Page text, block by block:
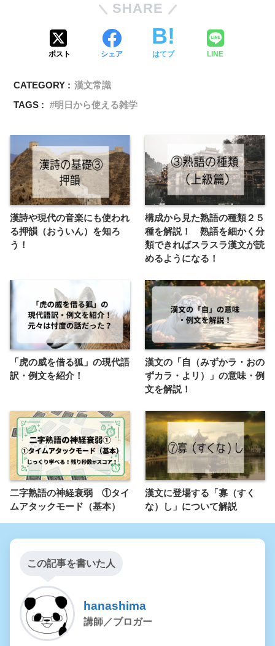
SHARE
ポスト シェア はてブ LINE
CATEGORY : 漢文常識
TAGS :
明日から使える雑学
漢詩や現代の音楽にも使われ
る押韻（おういん）を知ろ
う！
構成から見た熟語の種類２５
種を解説！ 熟語を細かく分
類できればスラスラ漢文が読
めるようになる！
「虎の威を借る狐」の現代語
訳・例文を紹介！
漢文の「自（みずかラ・おの
ずカラ・よリ）」の意味・例
文を解説！
二字熟語の神経衰弱 ①タイ
ムアタックモード（基本）
漢文に登場する「寡（すく
な）し」について解説
この記事を書いた人
hanashima
講師／ブロガー